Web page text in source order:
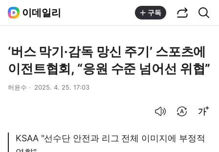
이데일리 구독
‘버스 막기·감독 망신 주기’ 스포츠에
이전트협회, “응원 수준 넘어선 위협”
허윤수 2025. 4. 25. 17:03
KSAA "선수단 안전과 리그 전체 이미지에 부정적